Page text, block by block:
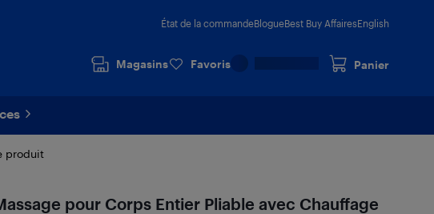
État de la commandeBlogueBest Buy AffairesEnglish
Magasins Favoris Panier
produit
pour Corps Entier Pliable avec Chauffage